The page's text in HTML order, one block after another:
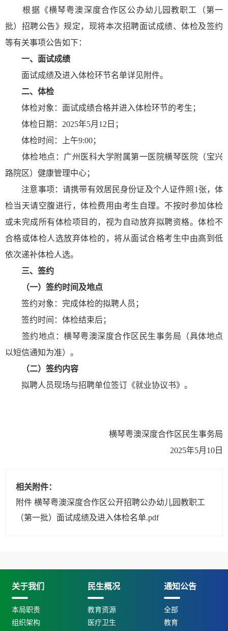
根据《横琴粤澳深度合作区公办幼儿园教职工（第一
批）招聘公告》规定，现将本次招聘面试成绩、体检及签约
等有关事项公告如下：
一、面试成绩
面试成绩及进入体检环节名单详见附件。
二、体检
体检对象：面试成绩合格并进入体检环节的考生；
体检日期：2025年5月12日；
体检时间：上午9:00；
体检地点：广州医科大学附属第一医院横琴医院（宝兴
路院区）健康管理中心；
注意事项：请携带有效居民身份证及个人证件照1张，体
检当天请空腹进行，体检费用由考生自理。不按时参加体检
或未完成所有体检项目的，视为自动放弃拟聘资格。体检不
合格或体检人选放弃体检的，将从面试合格考生中由高到低
依次递补体检人选。
三、签约
（一）签约时间及地点
签约对象：完成体检的拟聘人员；
签约时间：体检结束后；
签约地点：横琴粤澳深度合作区民生事务局（具体地点
以短信通知为准）。
（二）签约内容
拟聘人员现场与招聘单位签订《就业协议书》。
横琴粤澳深度合作区民生事务局
2025年5月10日
相关附件：
附件 横琴粤澳深度合作区公开招聘公办幼儿园教职工
（第一批）面试成绩及进入体检名单.pdf
关于我们
本局职责
组织架构
民生概况
教育资源
医疗卫生
通知公告
全部
教育